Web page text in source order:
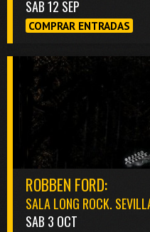
SAB 12 SEP
COMPRAR ENTRADAS
ROBBEN FORD:
SALA LONG ROCK.
SAB 3 OCT